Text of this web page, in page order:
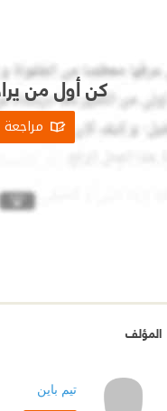
كن أول من
المؤلف
تيم باين